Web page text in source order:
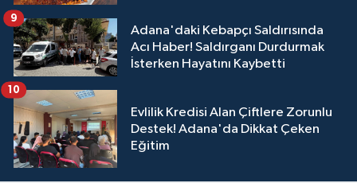
Adana'daki Kebapçı Saldırısında
Acı Haber! Saldırganı Durdurmak
İsterken Hayatını Kaybetti
9
Evlilik Kredisi Alan Çiftlere Zorunlu
Destek! Adana'da Dikkat Çeken
Eğitim
10